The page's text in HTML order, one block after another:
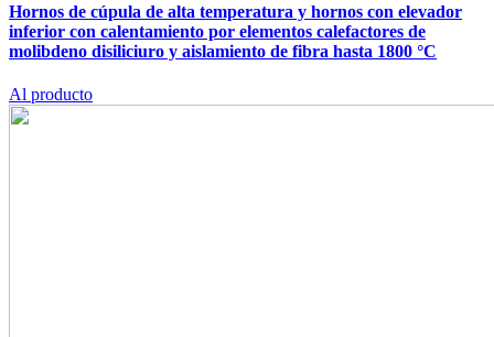
Hornos de cúpula de alta temperatura y hornos con elevador
inferior con calentamiento por elementos calefactores de
molibdeno disiliciuro y aislamiento de fibra hasta 1800 °C
Al producto